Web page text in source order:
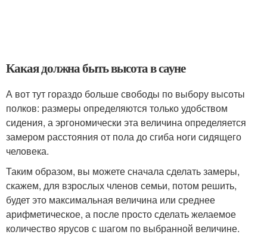
Какая должна быть высота в сауне
А вот тут гораздо больше свободы по выбору высоты
полков: размеры определяются только удобством
сидения, а эргономически эта величина определяется
замером расстояния от пола до сгиба ноги сидящего
человека.
Таким образом, вы можете сначала сделать замеры,
скажем, для взрослых членов семьи, потом решить,
будет это максимальная величина или среднее
арифметическое, а после просто сделать желаемое
количество ярусов с шагом по выбранной величине.